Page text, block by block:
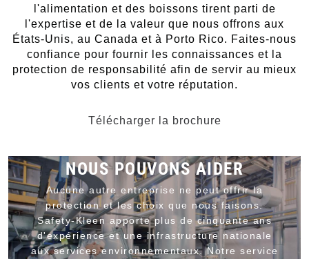
l'alimentation et des boissons tirent parti de
l'expertise et de la valeur que nous offrons aux
États-Unis, au Canada et à Porto Rico. Faites-nous
confiance pour fournir les connaissances et la
protection de responsabilité afin de servir au mieux
vos clients et votre réputation.
Télécharger la brochure
NOUS POUVONS AIDER
Aucune autre entreprise ne peut offrir la
protection et les choix que nous faisons.
Safety-Kleen apporte plus de cinquante ans
d'expérience et une infrastructure nationale
aux services environnementaux. Notre service